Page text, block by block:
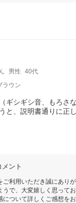
男性
40代
ラウン
ギシギシ音、もろさ
と、説明書通りに正
けない部分に無理な
く、むしろ非常にコ
ント
ご利用いただき誠にあり
うで、大変嬉しく思って
ついて詳しくご感想をお